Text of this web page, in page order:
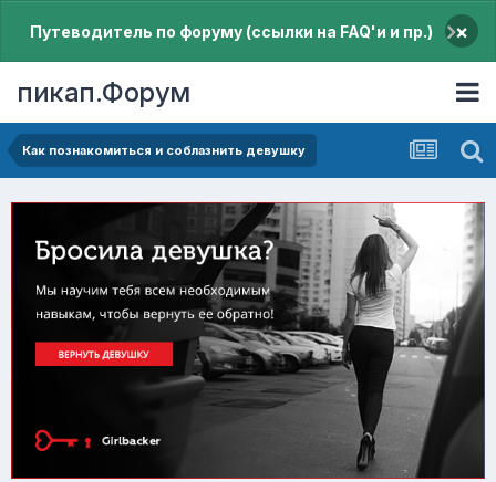
Путеводитель по форуму (ссылки на FAQ'и и пр.) ×
пикап.Форум
Как познакомиться и соблазнить девушку